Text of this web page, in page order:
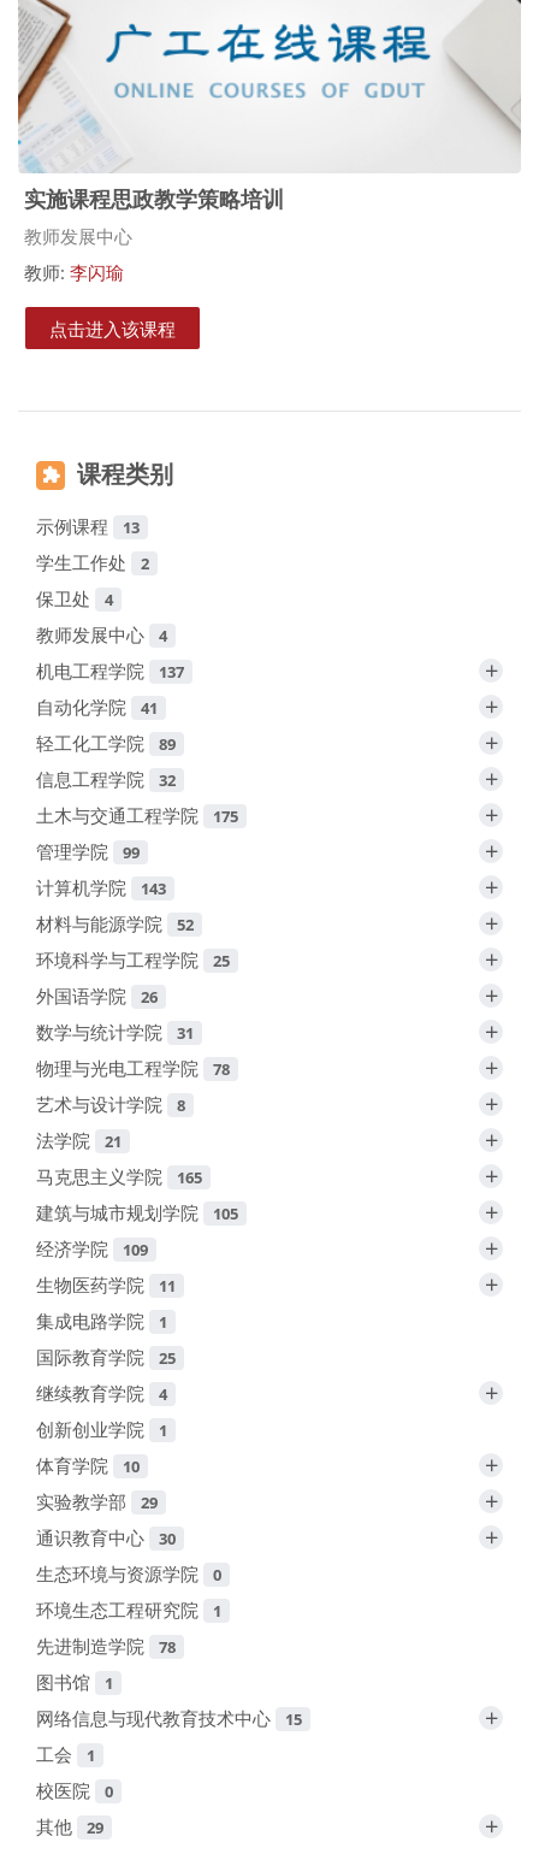
实施课程思政教学策略培训
课程类别
教师发展中心
教师: 李闪瑜
点击进入该课程
课程类别
示例课程 13
学生工作处 2
保卫处 4
教师发展中心 4
机电工程学院 137 +
自动化学院 41 +
轻工化工学院 89 +
信息工程学院 32 +
土木与交通工程学院 175 +
管理学院 99 +
计算机学院 143 +
材料与能源学院 52 +
环境科学与工程学院 25 +
外国语学院 26 +
数学与统计学院 31 +
物理与光电工程学院 78 +
艺术与设计学院 8 +
法学院 21 +
马克思主义学院 165 +
建筑与城市规划学院 105 +
经济学院 109 +
生物医药学院 11 +
集成电路学院 1
国际教育学院 25
继续教育学院 4 +
创新创业学院 1
体育学院 10 +
实验教学部 29 +
通识教育中心 30 +
生态环境与资源学院 0
环境生态工程研究院 1
先进制造学院 78
图书馆 1
网络信息与现代教育技术中心 15 +
工会 1
校医院 0
其他 29 +